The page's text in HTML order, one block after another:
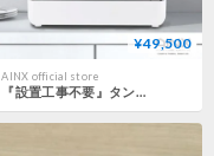
¥49,500
AINX official store
『設置工事不要』タンク式食器洗乾燥機 Smart Dish Washer UV model